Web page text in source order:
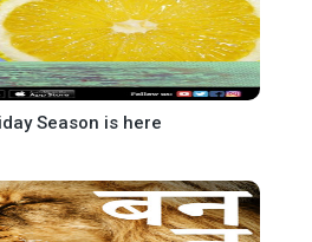
Season is here